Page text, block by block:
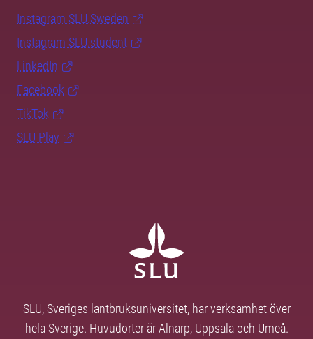
Instagram SLU.Sweden
Instagram SLU.student
LinkedIn
Facebook
TikTok
SLU Play
SLU, Sveriges lantbruksuniversitet, har verksamhet över
hela Sverige. Huvudorter är Alnarp, Uppsala och Umeå.